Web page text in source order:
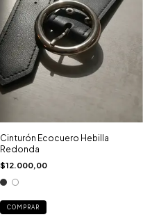
Cinturón Ecocuero Hebilla
Redonda
$12.000,00
COMPRAR